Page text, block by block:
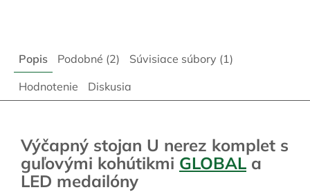
Popis Podobné (2)
Súvisiace súbory (1)
Hodnotenie
Diskusia
Výčapný stojan U nerez komplet s
guľovými kohútikmi GLOBAL a
LED medailóny